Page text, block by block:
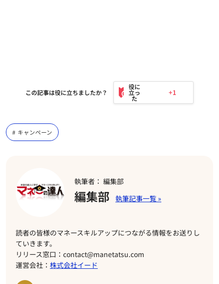
この記事は役に立ちましたか？ +1
キャンペーン
執筆者： 編集部
編集部
読者の皆様のマネースキルアップにつながる情報をお送りし
ていきます。
リリース窓口：contact@manetatsu.com
運営会社： 株式会社イード